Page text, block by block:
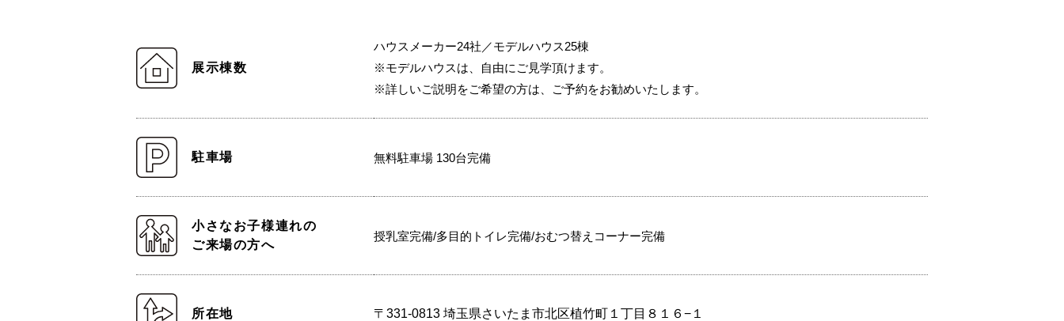
展示棟数
ハウスメーカー24社／モデルハウス25棟
※モデルハウスは、自由にご見学頂けます。
※詳しいご説明をご希望の方は、ご予約をお勧めいたします。
駐車場 無料駐車場 130台完備
小さなお子様連れの
ご来場の方へ
授乳室完備/多目的トイレ完備/おむつ替えコーナー完備
所在地 〒331-0813 埼玉県さいたま市北区植竹町１丁目８１６−１